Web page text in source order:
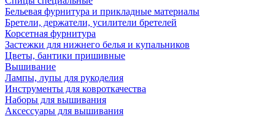
Бельевая фурнитура и прикладные материалы
Бретели, держатели, усилители бретелей
Корсетная фурнитура
Застежки для нижнего белья и купальников
Цветы, бантики пришивные
Вышивание
Лампы, лупы для рукоделия
Инструменты для ковроткачества
Наборы для вышивания
Аксессуары для вышивания